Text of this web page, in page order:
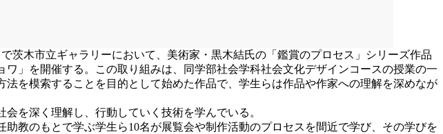
茨木市立ギャラリーにおいて、美術家・黒木結氏の「鑑賞のプロセス」シリーズ作品
」を開催する。この取り組みは、同学部社会学科社会文化デザインコースの授業の一
を模索することを目的として始めた作品で、学生らは作品や作家への理解を深めなが
を深く理解し、行動していく技術を学んでいる。
教のもとで学ぶ学生ら10名が展覧会や制作活動のプロセスを間近で学び、その学びを